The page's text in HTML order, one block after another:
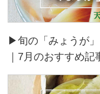
▶旬の「みょうが
｜7月のおすすめ記